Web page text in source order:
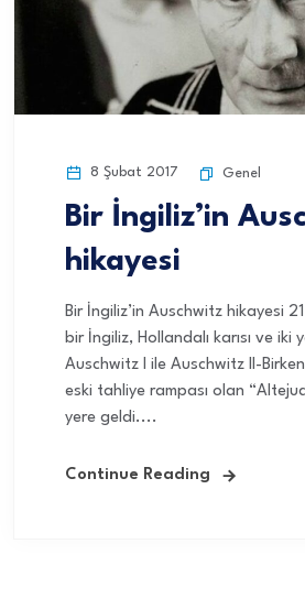
8 Şubat 2017 Genel
Bir İngiliz’in
hikayesi
Bir İngiliz’in Auschwitz hikayesi
bir İngiliz, Hollandalı karısı ve iki
Auschwitz I ile Auschwitz II-
eski tahliye rampası olan
yere geldi....
Continue Reading